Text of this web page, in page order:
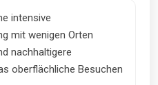
intensive
mit wenigen Orten
nachhaltigere
oberflächliche Besuchen